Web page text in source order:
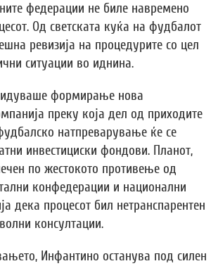
федерации не биле навремено
Од светската куќа на фудбалот
ревизија на процедурите со цел
ситуации во иднина.
формирање нова
преку која дел од приходите
натпреварување ќе се
инвестициски фондови. Планот,
по жестокото противење од
конфедерации и национални
дека процесот бил нетранспарентен
консултации.
Инфантино останува под силен